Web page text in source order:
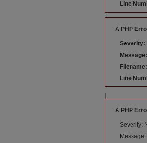
Line
A PHP
Severity:
Line
A PHP
Severity: